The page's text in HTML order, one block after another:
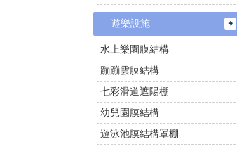
遊樂設施
水上樂園膜結構
蹦蹦雲膜結構
七彩滑道遮陽棚
幼兒園膜結構
遊泳池膜結構罩棚